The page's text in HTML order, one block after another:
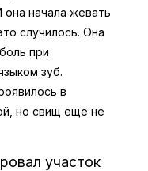
начала жевать
случилось. Она
при
зуб.
в
но свищ еще не
участок